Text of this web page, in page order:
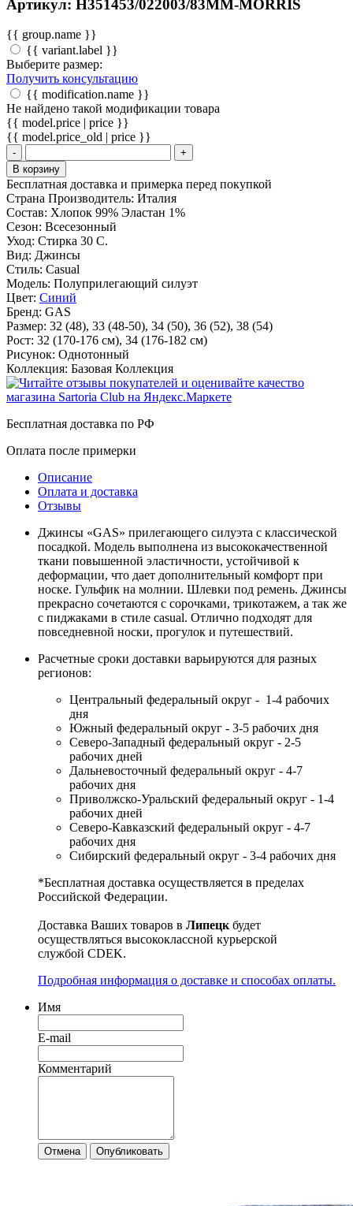
Артикул: H351453/022003/83MM-MORRIS
{{ group.name }}
{{ variant.label }}
Выберите размер:
Получить консультацию
{{ modification.name }}
Не найдено такой модификации товара
{{ model.price | price }}
{{ model.price_old | price }}
-
+
В корзину
Бесплатная доставка и примерка перед покупкой
Страна Производитель: Италия
Состав: Хлопок 99% Эластан 1%
Сезон: Всесезонный
Уход: Стирка 30 С.
Вид: Джинсы
Стиль: Casual
Модель: Полуприлегающий силуэт
Цвет: Синий
Бренд: GAS
Размер: 32 (48), 33 (48-50), 34 (50), 36 (52), 38 (54)
Рост: 32 (170-176 cм), 34 (176-182 см)
Рисунок: Однотонный
Коллекция: Базовая Коллекция
Бесплатная доставка по РФ
Оплата после примерки
Описание
Оплата и доставка
Отзывы
Джинсы «GAS» прилегающего силуэта с классической
посадкой. Модель выполнена из высококачественной
ткани повышенной эластичности, устойчивой к
деформации, что дает дополнительный комфорт при
носке. Гульфик на молнии. Шлевки под ремень. Джинсы
прекрасно сочетаются с сорочками, трикотажем, а так же
с пиджаками в стиле casual. Отлично подходят для
повседневной носки, прогулок и путешествий.
Расчетные сроки доставки варьируются для разных
регионов:
Центральный федеральный округ - 1-4 рабочих
дня
Южный федеральный округ - 3-5 рабочих дня
Северо-Западный федеральный округ - 2-5
рабочих дней
Дальневосточный федеральный округ - 4-7
рабочих дня
Приволжско-Уральский федеральный округ - 1-4
рабочих дней
Северо-Кавказский федеральный округ - 4-7
рабочих дня
Сибирский федеральный округ - 3-4 рабочих дня
*Бесплатная доставка осуществляется в пределах
Российской Федерации.
Доставка Ваших товаров в Липецкбудет
осуществляться высококлассной курьерской
службой CDEK.
Подробная информация о доставке и способах оплаты.
Имя
E-mail
Комментарий
Отмена Опубликовать